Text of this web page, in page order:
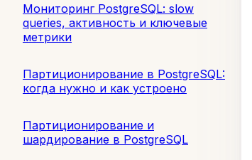
Мониторинг PostgreSQL: slow
queries, активность и ключевые
метрики
Партиционирование в PostgreSQL:
когда нужно и как устроено
Партиционирование и
шардирование в PostgreSQL